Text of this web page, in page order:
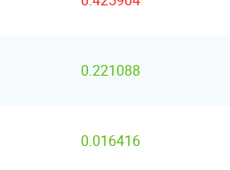
0.221088
0.016416